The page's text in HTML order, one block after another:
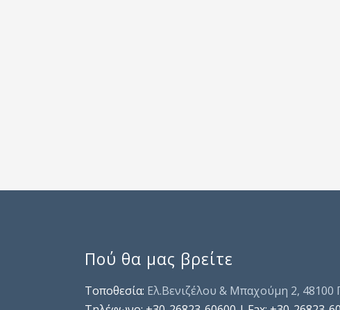
Πού θα μας βρείτε
Τοποθεσία: Ελ.Βενιζέλου & Μπαχούμη 2, 48100